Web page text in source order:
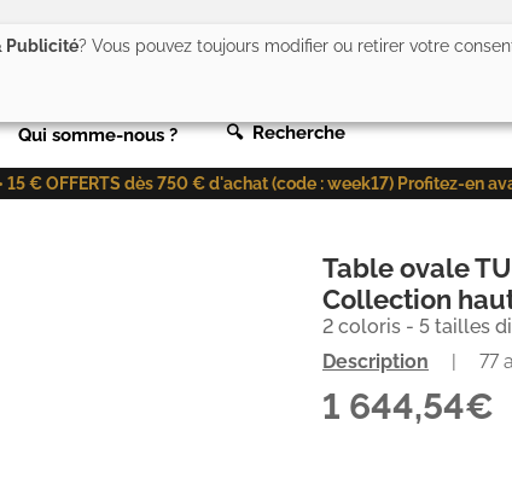
Qui somme-nous ? 🔍 Recherche
€ OFFERTS dès 750 € d'achat (code : week17) Profitez-en
Table ovale
Collection
2 coloris - 5 tailles
Description
| 77
1 644,54€
Publicité? Vous pouvez toujours modifier ou retirer votre